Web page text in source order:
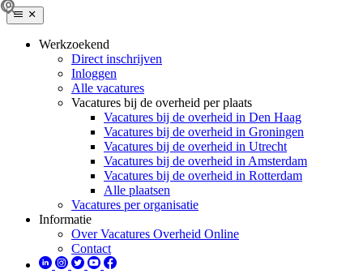
Werkzoekend
Direct inschrijven
Inloggen
Alle vacatures
Vacatures bij de overheid per plaats
Vacatures bij de overheid in Den Haag
Vacatures bij de overheid in Groningen
Vacatures bij de overheid in Utrecht
Vacatures bij de overheid in Amsterdam
Vacatures bij de overheid in Rotterdam
Alle plaatsen
Vacatures per organisatie
Informatie
Over Vacatures Overheid Online
Contact